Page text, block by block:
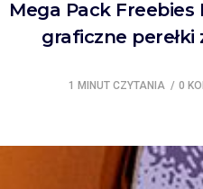
Mega Pack Freebies
graficzne perełki
1 MINUT CZYTANIA 0